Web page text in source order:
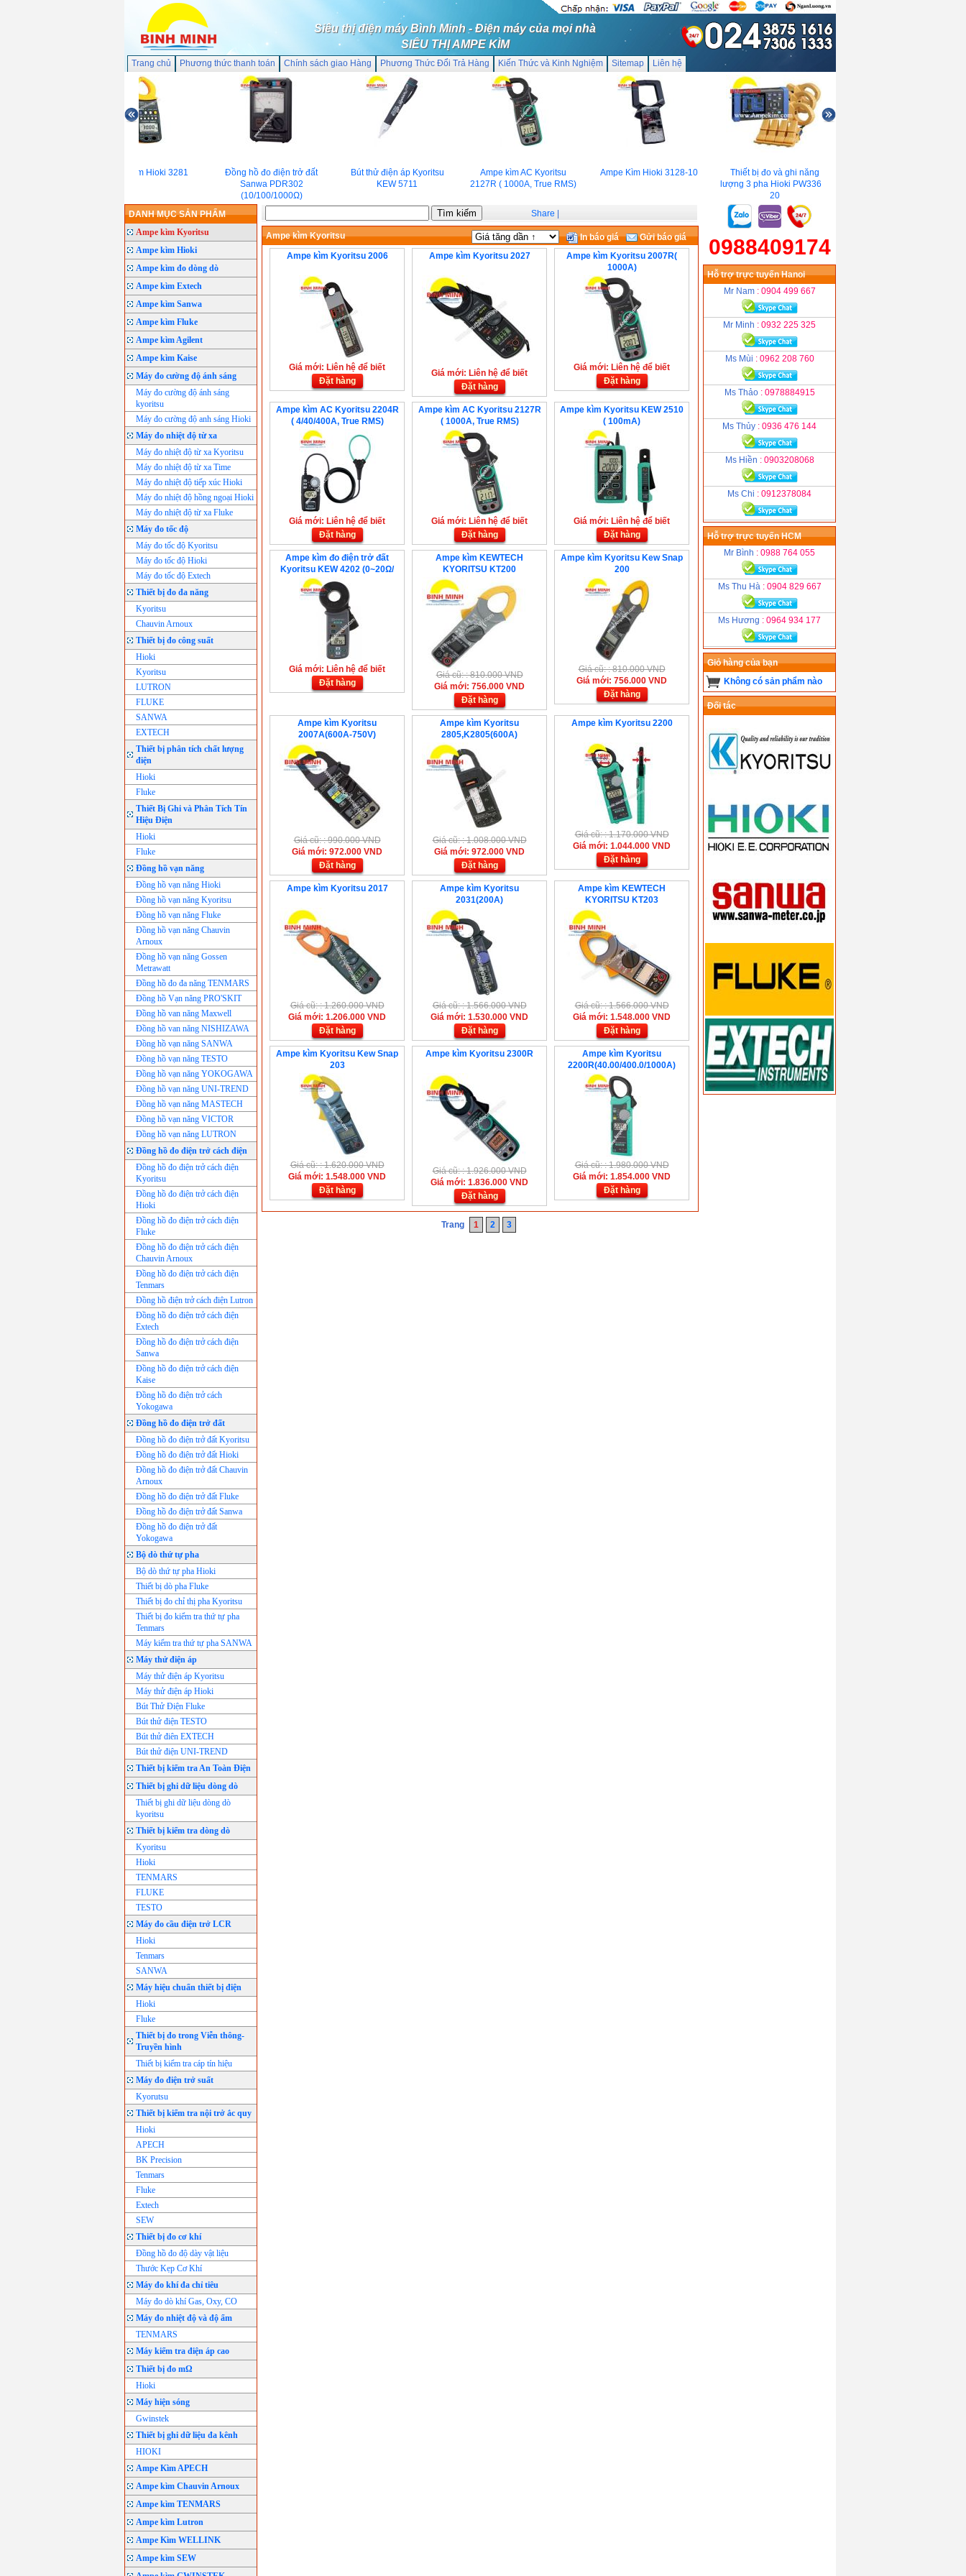
Siêu thị điện máy Bình Minh - Điện máy của mọi nhà
SIÊU THỊ AMPE KÌM
Trang chủ Phương thức thanh toán Chính sách giao Hàng Phương Thức Đổi Trả Hàng Kiến Thức và Kinh Nghiệm Sitemap Liên hệ
Ampe Kìm Hioki 3281
Đồng hồ đo điện trở đất
Sanwa PDR302
(10/100/1000Ω)
Bút thử điện áp Kyoritsu
KEW 5711
Ampe kìm AC Kyoritsu
2127R ( 1000A, True RMS)
Ampe Kìm Hioki 3128-10
Thiết bị đo và ghi năng
lượng 3 pha Hioki PW3365-
20
DANH MỤC SẢN PHẨM
Ampe kìm Kyoritsu
Ampe kìm Hioki
Ampe kìm đo dòng dò
Ampe kìm Extech
Ampe kìm Sanwa
Ampe kìm Fluke
Ampe kìm Agilent
Ampe kìm Kaise
Máy đo cường độ ánh sáng
Máy đo cường độ ánh sáng
kyoritsu
Máy đo cường độ anh sáng Hioki
Máy đo nhiệt độ từ xa
Máy đo nhiệt độ từ xa Kyoritsu
Máy đo nhiệt độ từ xa Time
Máy đo nhiệt độ tiếp xúc Hioki
Máy đo nhiệt độ hồng ngoại Hioki
Máy đo nhiệt độ từ xa Fluke
Máy đo tốc độ
Máy đo tốc độ Kyoritsu
Máy đo tốc độ Hioki
Máy đo tốc độ Extech
Thiết bị đo đa năng
Kyoritsu
Chauvin Arnoux
Thiết bị đo công suất
Hioki
Kyoritsu
LUTRON
FLUKE
SANWA
EXTECH
Thiết bị phân tích chất lượng
điện
Hioki
Fluke
Thiết Bị Ghi và Phân Tích Tín
Hiệu Điện
Hioki
Fluke
Đồng hồ vạn năng
Đồng hồ vạn năng Hioki
Đồng hồ vạn năng Kyoritsu
Đồng hồ vạn năng Fluke
Đồng hồ vạn năng Chauvin
Arnoux
Đồng hồ vạn năng Gossen
Metrawatt
Đồng hồ đo đa năng TENMARS
Đồng hồ Vạn năng PRO'SKIT
Đồng hồ van năng Maxwell
Đồng hồ van năng NISHIZAWA
Đồng hồ vạn năng SANWA
Đồng hồ vạn năng TESTO
Đồng hồ vạn năng YOKOGAWA
Đồng hồ vạn năng UNI-TREND
Đồng hồ vạn năng MASTECH
Đồng hồ vạn năng VICTOR
Đồng hồ vạn năng LUTRON
Đồng hồ đo điện trở cách điện
Đồng hồ đo điện trở cách điện
Kyoritsu
Đồng hồ đo điện trở cách điện
Hioki
Đồng hồ đo điện trở cách điện
Fluke
Đồng hồ đo điện trở cách điện
Chauvin Arnoux
Đồng hồ đo điện trở cách điện
Tenmars
Đồng hồ điện trở cách điện Lutron
Đồng hồ đo điện trở cách điện
Extech
Đồng hồ đo điện trở cách điện
Sanwa
Đồng hồ đo điện trở cách điện
Kaise
Đồng hồ đo điện trở cách
Yokogawa
Đồng hồ đo điện trở đất
Đồng hồ đo điện trở đất Kyoritsu
Đồng hồ đo điện trở đất Hioki
Đồng hồ đo điện trở đất Chauvin
Arnoux
Đồng hồ đo điện trở đất Fluke
Đồng hồ đo điện trở đất Sanwa
Đồng hồ đo điện trở đất
Yokogawa
Bộ dò thứ tự pha
Bộ dò thứ tự pha Hioki
Thiết bị dò pha Fluke
Thiết bị đo chỉ thị pha Kyoritsu
Thiết bị đo kiểm tra thứ tự pha
Tenmars
Máy kiểm tra thứ tự pha SANWA
Máy thử điện áp
Máy thử điện áp Kyoritsu
Máy thử điện áp Hioki
Bút Thử Điện Fluke
Bút thử điện TESTO
Bút thử điên EXTECH
Bút thử điện UNI-TREND
Thiết bị kiểm tra An Toàn Điện
Thiết bị ghi dữ liệu dòng dò
Thiết bị ghi dữ liệu dòng dò
kyoritsu
Thiết bị kiểm tra dòng dò
Kyoritsu
Hioki
TENMARS
FLUKE
TESTO
Máy đo cầu điện trở LCR
Hioki
Tenmars
SANWA
Máy hiệu chuẩn thiết bị điện
Hioki
Fluke
Thiết bị đo trong Viễn thông-
Truyền hình
Thiết bị kiểm tra cáp tín hiệu
Máy đo điện trở suất
Kyorutsu
Thiết bị kiểm tra nội trở ắc quy
Hioki
APECH
BK Precision
Tenmars
Fluke
Extech
SEW
Thiết bị đo cơ khí
Đồng hồ đo độ dày vật liệu
Thước Kẹp Cơ Khí
Máy đo khí đa chỉ tiêu
Máy đo dò khí Gas, Oxy, CO
Máy đo nhiệt độ và độ ẩm
TENMARS
Máy kiểm tra điện áp cao
Thiết bị đo mΩ
Hioki
Máy hiện sóng
Gwinstek
Thiết bị ghi dữ liệu đa kênh
HIOKI
Ampe Kìm APECH
Ampe kìm Chauvin Arnoux
Ampe kìm TENMARS
Ampe kìm Lutron
Ampe Kìm WELLINK
Ampe kìm SEW
Share
Ampe kìm Kyoritsu In báo giá
Gửi báo giá
Ampe kìm Kyoritsu 2006
Giá mới: Liên hệ để biết
Đặt hàng
Ampe kìm Kyoritsu 2027
Giá mới: Liên hệ để biết
Đặt hàng
Ampe kìm Kyoritsu 2007R(
1000A)
Giá mới: Liên hệ để biết
Đặt hàng
Ampe kìm AC Kyoritsu 2204R
( 4/40/400A, True RMS)
Giá mới: Liên hệ để biết
Đặt hàng
Ampe kìm AC Kyoritsu 2127R
( 1000A, True RMS)
Giá mới: Liên hệ để biết
Đặt hàng
Ampe kìm Kyoritsu KEW 2510
( 100mA)
Giá mới: Liên hệ để biết
Đặt hàng
Ampe kìm đo điện trở đất
Kyoritsu KEW 4202 (0~20Ω/
0~200Ω/ 0~1500Ω, Bluetooth)
Giá mới: Liên hệ để biết
Đặt hàng
Ampe kìm KEWTECH
KYORITSU KT200
Giá cũ: : 810.000 VND
Giá mới: 756.000 VND
Đặt hàng
Ampe kìm Kyoritsu Kew Snap
200
Giá cũ: : 810.000 VND
Giá mới: 756.000 VND
Đặt hàng
Ampe kìm Kyoritsu
2007A(600A-750V)
Giá cũ: : 990.000 VND
Giá mới: 972.000 VND
Đặt hàng
Ampe kìm Kyoritsu
2805,K2805(600A)
Giá cũ: : 1.008.000 VND
Giá mới: 972.000 VND
Đặt hàng
Ampe kìm Kyoritsu 2200
Giá cũ: : 1.170.000 VND
Giá mới: 1.044.000 VND
Đặt hàng
Ampe kìm Kyoritsu 2017
Giá cũ: : 1.260.000 VND
Giá mới: 1.206.000 VND
Đặt hàng
Ampe kìm Kyoritsu
2031(200A)
Giá cũ: : 1.566.000 VND
Giá mới: 1.530.000 VND
Đặt hàng
Ampe kìm KEWTECH
KYORITSU KT203
Giá cũ: : 1.566.000 VND
Giá mới: 1.548.000 VND
Đặt hàng
Ampe kìm Kyoritsu Kew Snap
203
Giá cũ: : 1.620.000 VND
Giá mới: 1.548.000 VND
Đặt hàng
Ampe kìm Kyoritsu 2300R
Giá cũ: : 1.926.000 VND
Giá mới: 1.836.000 VND
Đặt hàng
Ampe kìm Kyoritsu
2200R(40.00/400.0/1000A)
Giá cũ: : 1.980.000 VND
Giá mới: 1.854.000 VND
Đặt hàng
Trang 1 2 3
0988409174
Hỗ trợ trực tuyến Hanoi
Mr Nam : 0904 499 667
Mr Minh : 0932 225 325
Ms Mùi : 0962 208 760
Ms Thảo : 0978884915
Ms Thủy : 0936 476 144
Ms Hiền : 0903208068
Ms Chi : 0912378084
Hỗ trợ trực tuyến HCM
Mr Bình : 0988 764 055
Ms Thu Hà : 0904 829 667
Ms Hương : 0964 934 177
Giỏ hàng của bạn
Không có sản phẩm nào
Đối tác